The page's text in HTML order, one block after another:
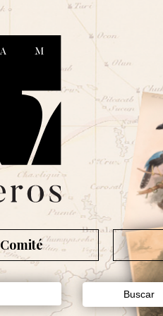
Comité
Buscar